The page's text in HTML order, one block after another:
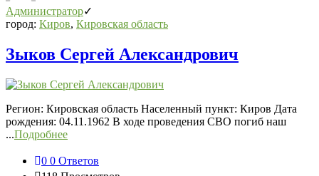
Администратор
город: Киров, Кировская область
Зыков Сергей Александрович
Регион: Кировская область Населенный пункт: Киров Дата
рождения: 04.11.1962 В ходе проведения СВО погиб наш
...Подробнее
0 0 Ответов